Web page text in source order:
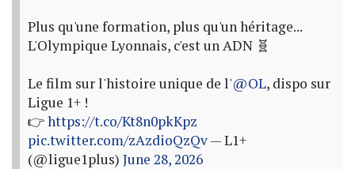
Plus qu'une formation, plus qu'un héritage...
L'Olympique Lyonnais, c'est un ADN 🧬
Le film sur l'histoire unique de l'@OL, dispo sur
Ligue 1+ !
👉https://t.co/Kt8n0pkKpz
pic.twitter.com/zAzdioQzQv— L1+
(@ligue1plus) June 28, 2026